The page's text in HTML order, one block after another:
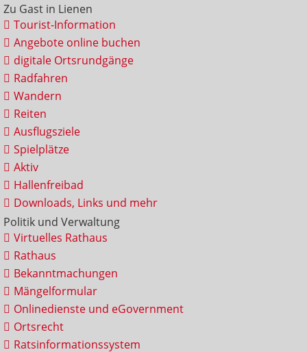
Zu Gast in Lienen
Tourist-Information
Angebote online buchen
digitale Ortsrundgänge
Radfahren
Wandern
Reiten
Ausflugsziele
Spielplätze
Aktiv
Hallenfreibad
Downloads, Links und mehr
Politik und Verwaltung
Virtuelles Rathaus
Rathaus
Bekanntmachungen
Mängelformular
Onlinedienste und eGovernment
Ortsrecht
Ratsinformationssystem